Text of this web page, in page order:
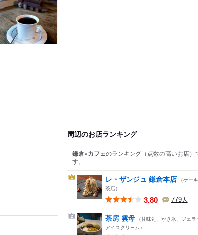
周辺のお店ランキング
鎌倉×カフェのランキング （点数の高いお店）
す。
1 レ・ザンジュ 鎌倉本店 （ケー
茶店）
3.80 779人
2 茶房 雲母 （甘味処、かき氷、ジェラ
アイスクリーム）